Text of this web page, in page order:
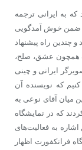
به ایرانی ترجمه
ضمن خوش آمدگویی
و چندین راه پیشنهاد
همچون عشق، صلح،
ایرانی و چینی
کنیم که نویسنده آن
میان آقای نوعی به
که در نمایشگاه
به فعالیت‌های
فرانکفورت اظهار